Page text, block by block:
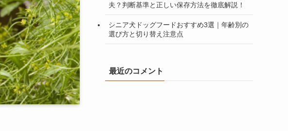
夫？判断基準と正しい保存方法を徹底解説！
シニア犬ドッグフードおすすめ3選｜年齢別の
選び方と切り替え注意点
最近のコメント